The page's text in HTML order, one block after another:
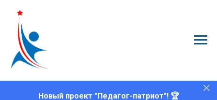
Новый проект "Педагог-патриот"! 🏆